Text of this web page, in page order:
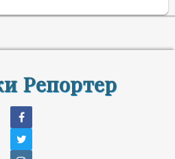
Репортер